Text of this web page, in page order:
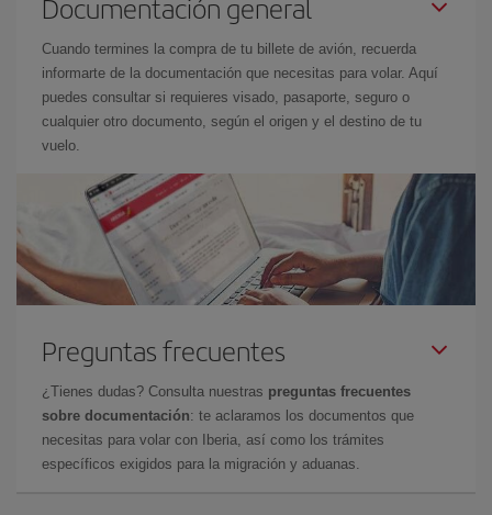
Documentación general
Cuando termines la compra de tu billete de avión, recuerda
informarte de la documentación que necesitas para volar. Aquí
puedes consultar si requieres visado, pasaporte, seguro o
cualquier otro documento, según el origen y el destino de tu
vuelo.
Preguntas frecuentes
¿Tienes dudas? Consulta nuestras preguntas frecuentes
sobre documentación: te aclaramos los documentos que
necesitas para volar con Iberia, así como los trámites
específicos exigidos para la migración y aduanas.